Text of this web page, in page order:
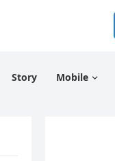
Story Mobile